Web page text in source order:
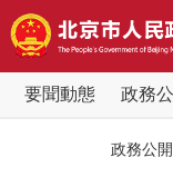
要聞動態 政務
政務公開